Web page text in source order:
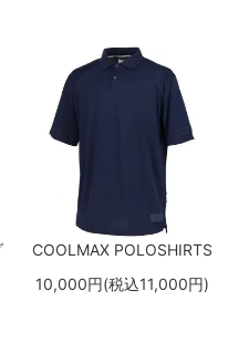
COOLMAX POLOSHIRTS
10,000円(税込11,000円)